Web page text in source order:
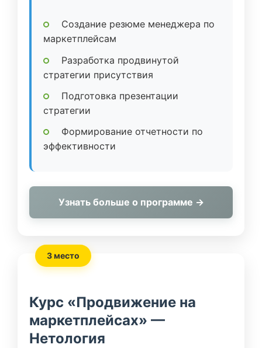
Создание резюме менеджера по
маркетплейсам
Разработка продвинутой
стратегии присутствия
Подготовка презентации
стратегии
Формирование отчетности по
эффективности
Узнать больше о программе →
3 место
Курс «Продвижение на
маркетплейсах» —
Нетология